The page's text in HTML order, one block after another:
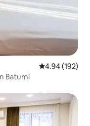
Calificación
4.94 (192)
Batumi